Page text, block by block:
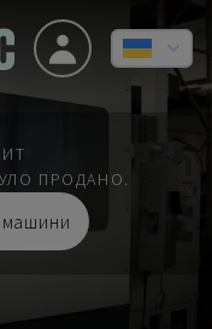
ПРОДАНО.
машини